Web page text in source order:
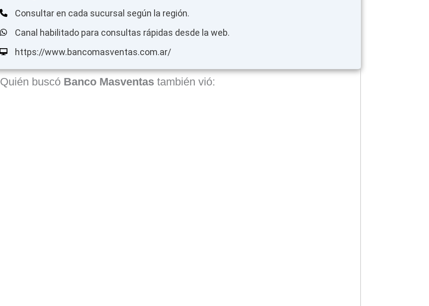
Consultar en cada sucursal según la región.
Canal habilitado para consultas rápidas desde la web.
https://www.bancomasventas.com.ar/
Quién buscó Banco Masventas también vió: